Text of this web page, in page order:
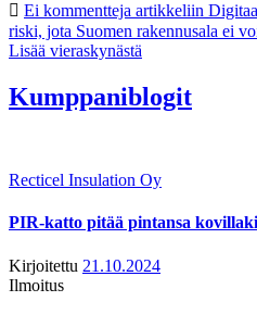
Ei kommentteja artikkeliin
riski, jota Suomen rakennusala ei
Lisää vieraskynästä
Kumppaniblogit
Recticel Insulation Oy
PIR-katto pitää pintansa
Kirjoitettu 21.10.2024
Ilmoitus